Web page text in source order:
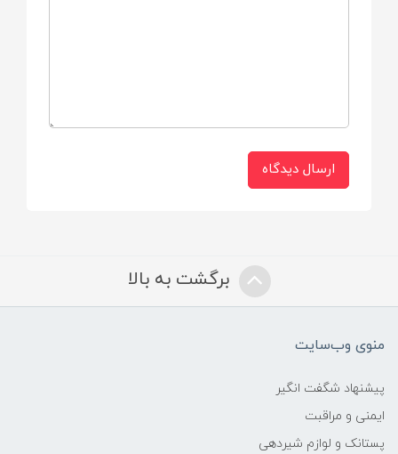
BPA Free
ارسال دیدگاه
برگشت به بالا
منوی وب‌سایت
پیشنهاد شگفت انگیر
ایمنی و مراقبت
پستانک و لوازم شیردهی